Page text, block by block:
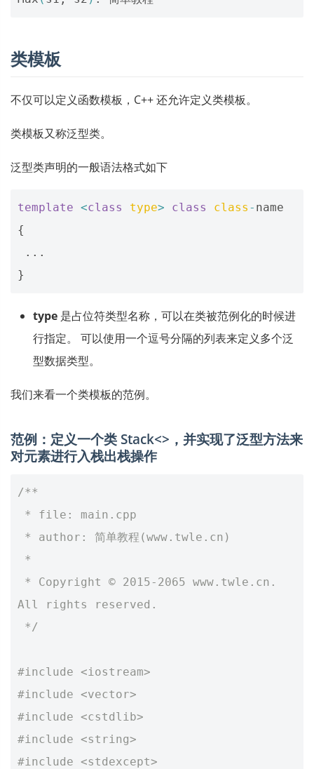
类模板
不仅可以定义函数模板，C++ 还允许定义类模板。
类模板又称泛型类。
泛型类声明的一般语法格式如下
template <class type> class class - name
{
...
}
type 是占位符类型名称，可以在类被范例化的时候进
行指定。 可以使用一个逗号分隔的列表来定义多个泛
型数据类型。
我们来看一个类模板的范例。
范例：定义一个类 Stack<>，并实现了泛型方法来
对元素进行入栈出栈操作
/**
* file: main.cpp
* author: 简单教程(www.twle.cn)
*
All rights reserved.
*/
#include <iostream>
#include <vector>
#include <cstdlib>
#include <string>
#include <stdexcept>